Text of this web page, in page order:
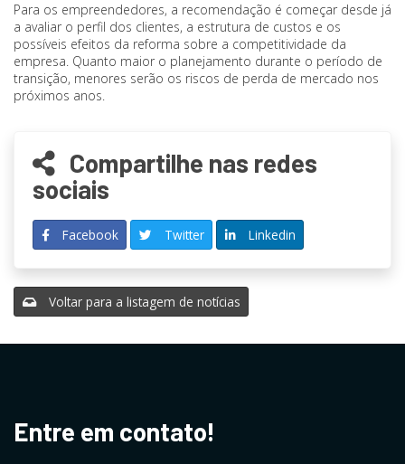
Para os empreendedores, a recomendação é começar desde já
a avaliar o perfil dos clientes, a estrutura de custos e os
possíveis efeitos da reforma sobre a competitividade da
empresa. Quanto maior o planejamento durante o período de
transição, menores serão os riscos de perda de mercado nos
próximos anos.
Compartilhe nas redes
sociais
Facebook Twitter Linkedin
Voltar para a listagem de notícias
Entre em contato!